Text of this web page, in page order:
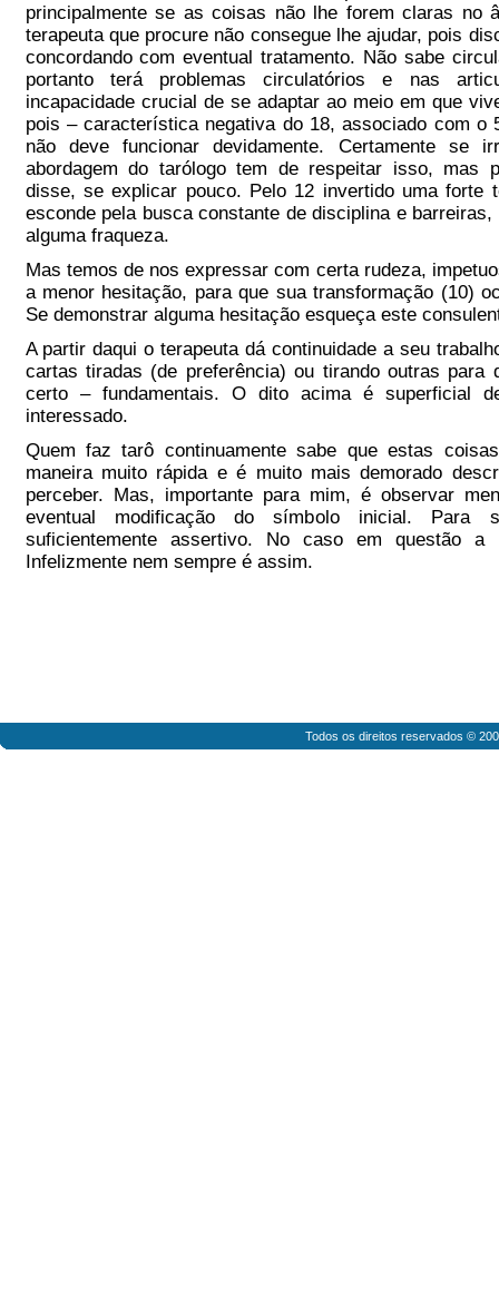
principalmente se as coisas não lhe forem claras no
terapeuta que procure não consegue lhe ajudar, pois
concordando com eventual tratamento. Não sabe
portanto terá problemas circulatórios e nas
incapacidade crucial de se adaptar ao meio em que
pois – característica negativa do 18, associado com
não deve funcionar devidamente. Certamente se
abordagem do tarólogo tem de respeitar isso, mas
disse, se explicar pouco. Pelo 12 invertido uma forte
esconde pela busca constante de disciplina e
alguma fraqueza.
Mas temos de nos expressar com certa rudeza,
a menor hesitação, para que sua transformação (10)
Se demonstrar alguma hesitação esqueça este
A partir daqui o terapeuta dá continuidade a seu
cartas tiradas (de preferência) ou tirando outras para
certo – fundamentais. O dito acima é superficial
interessado.
Quem faz tarô continuamente sabe que estas
maneira muito rápida e é muito mais demorado
perceber. Mas, importante para mim, é observar
eventual modificação do símbolo inicial. Para
suficientemente assertivo. No caso em questão a
Infelizmente nem sempre é assim.
Todos os direitos reservados ©